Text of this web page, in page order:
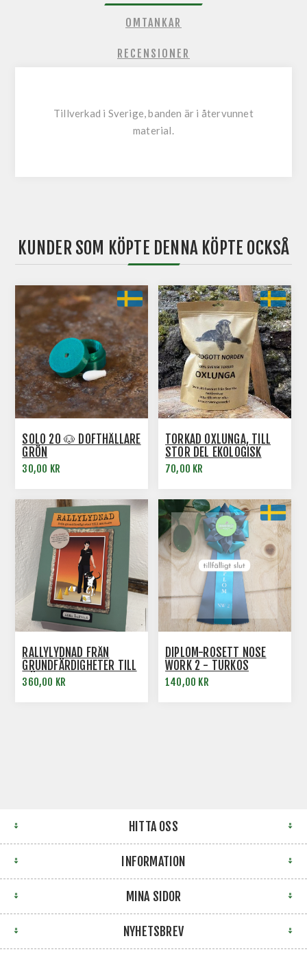
OMTANKAR
RECENSIONER
Tillverkad i Sverige, banden är i återvunnet
material.
KUNDER SOM KÖPTE DENNA KÖPTE OCKSÅ
SOLO 20 🐶 DOFTHÅLLARE
GRÖN
30,00 KR
TORKAD OXLUNGA, TILL
STOR DEL EKOLOGISK
70,00 KR
RALLYLYDNAD FRÅN
GRUNDFÄRDIGHETER TILL
MÄSTARKLASS - ANDRA
UTGÅVAN
360,00 KR
DIPLOM-ROSETT NOSE
WORK 2 - TURKOS
140,00 KR
HITTA OSS
INFORMATION
MINA SIDOR
NYHETSBREV